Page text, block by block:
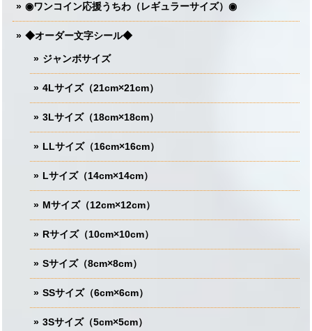
◉ワンコイン応援うちわ（レギュラーサイズ）◉
◆オーダー文字シール◆
ジャンボサイズ
4Lサイズ（21cm×21cm）
3Lサイズ（18cm×18cm）
LLサイズ（16cm×16cm）
Lサイズ（14cm×14cm）
Mサイズ（12cm×12cm）
Rサイズ（10cm×10cm）
Sサイズ（8cm×8cm）
SSサイズ（6cm×6cm）
3Sサイズ（5cm×5cm）